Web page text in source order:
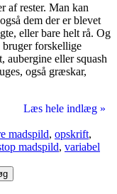
af rester. Man kan
dem der er blevet
eller bare helt rå. Og
forskellige
aubergine eller squash
også græskar,
Læs hele indlæg »
madspild, opskrift,
madspild, variabel